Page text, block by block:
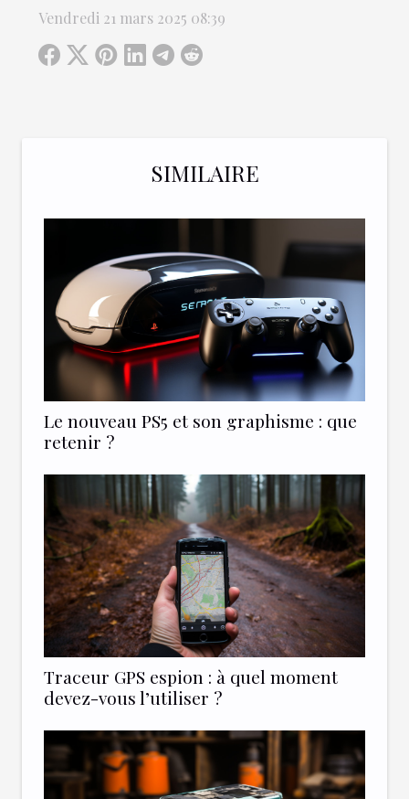
Vendredi 21 mars 2025 08:39
SIMILAIRE
Le nouveau PS5 et son graphisme : que
retenir ?
Traceur GPS espion : à quel moment
devez-vous l’utiliser ?